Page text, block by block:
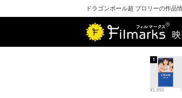
ドラゴンボール超 ブロリーの作品
¥1,650
1